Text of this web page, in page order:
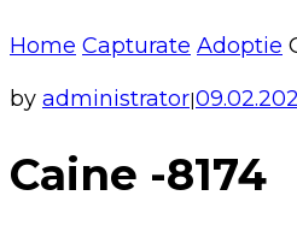
Home Capturate Adoptie
by administrator|
Caine -8174